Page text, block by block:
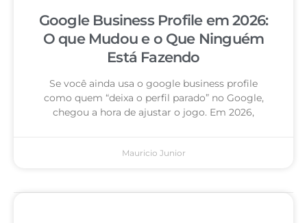
Google Business Profile em 2026:
O que Mudou e o Que Ninguém
Está Fazendo
Se você ainda usa o google business profile
como quem “deixa o perfil parado” no Google,
chegou a hora de ajustar o jogo. Em 2026,
Mauricio Junior